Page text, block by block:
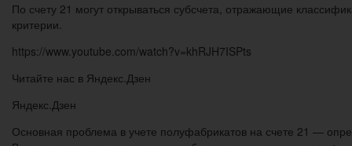
По счету 21 могут открываться субсчета, отражающие
критерии.
https://www.youtube.com/watch?v=khRJH7ISPts
Читайте нас в Яндекс.Дзен
Яндекс.Дзен
Основная проблема в учете полуфабрикатов на счете 21 —